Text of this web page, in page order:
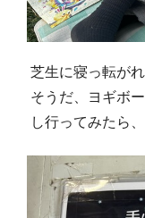
芝生に寝っ転が
そうだ、ヨギボ
し行ってみたら、